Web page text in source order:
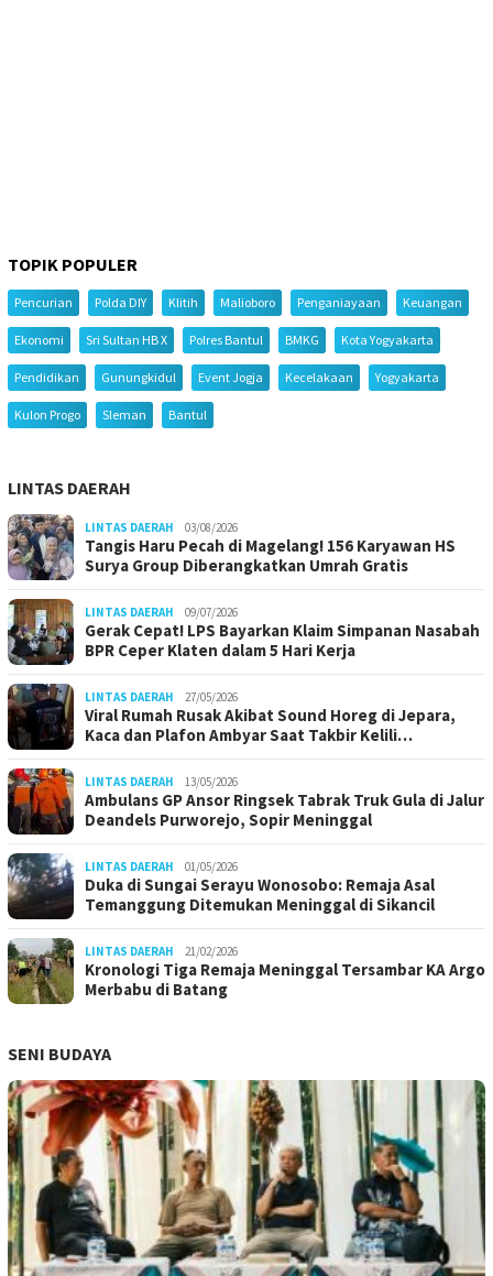
TOPIK POPULER
Pencurian Polda DIY Klitih Malioboro Penganiayaan Keuangan
Ekonomi Sri Sultan HB X Polres Bantul BMKG Kota Yogyakarta
Pendidikan Gunungkidul Event Jogja Kecelakaan Yogyakarta
Kulon Progo Sleman Bantul
LINTAS DAERAH
LINTAS DAERAH 03/08/2026
Tangis Haru Pecah di Magelang! 156 Karyawan HS
Surya Group Diberangkatkan Umrah Gratis
LINTAS DAERAH 09/07/2026
Gerak Cepat! LPS Bayarkan Klaim Simpanan Nasabah
BPR Ceper Klaten dalam 5 Hari Kerja
LINTAS DAERAH 27/05/2026
Viral Rumah Rusak Akibat Sound Horeg di Jepara,
Kaca dan Plafon Ambyar Saat Takbir Kelili…
LINTAS DAERAH 13/05/2026
Ambulans GP Ansor Ringsek Tabrak Truk Gula di Jalur
Deandels Purworejo, Sopir Meninggal
LINTAS DAERAH 01/05/2026
Duka di Sungai Serayu Wonosobo: Remaja Asal
Temanggung Ditemukan Meninggal di Sikancil
LINTAS DAERAH 21/02/2026
Kronologi Tiga Remaja Meninggal Tersambar KA Argo
Merbabu di Batang
SENI BUDAYA